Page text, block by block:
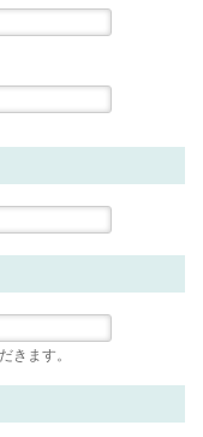
きます。